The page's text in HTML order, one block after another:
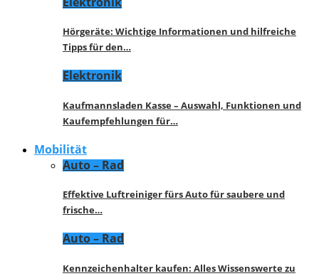
Hörgeräte: Wichtige Informationen und hilfreiche
Tipps für den…
Elektronik
Kaufmannsladen Kasse – Auswahl, Funktionen und
Kaufempfehlungen für…
Mobilität
Auto – Rad
Effektive Luftreiniger fürs Auto für saubere und
frische…
Auto – Rad
Kennzeichenhalter kaufen: Alles Wissenswerte zu